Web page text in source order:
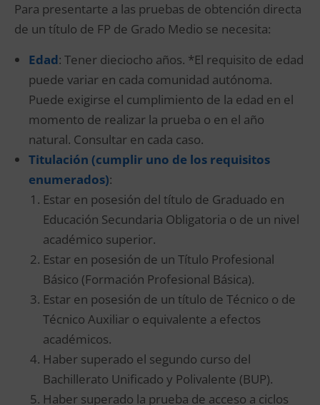
Para presentarte a las pruebas de obtención directa
de un título de FP de Grado Medio se necesita:
Edad: Tener dieciocho años. *El requisito de edad
puede variar en cada comunidad autónoma.
Puede exigirse el cumplimiento de la edad en el
momento de realizar la prueba o en el año
natural. Consultar en cada caso.
Titulación (cumplir uno de los requisitos
enumerados):
Estar en posesión del título de Graduado en
Educación Secundaria Obligatoria o de un nivel
académico superior.
Estar en posesión de un Título Profesional
Básico (Formación Profesional Básica).
Estar en posesión de un título de Técnico o de
Técnico Auxiliar o equivalente a efectos
académicos.
Haber superado el segundo curso del
Bachillerato Unificado y Polivalente (BUP).
Haber superado la prueba de acceso a ciclos